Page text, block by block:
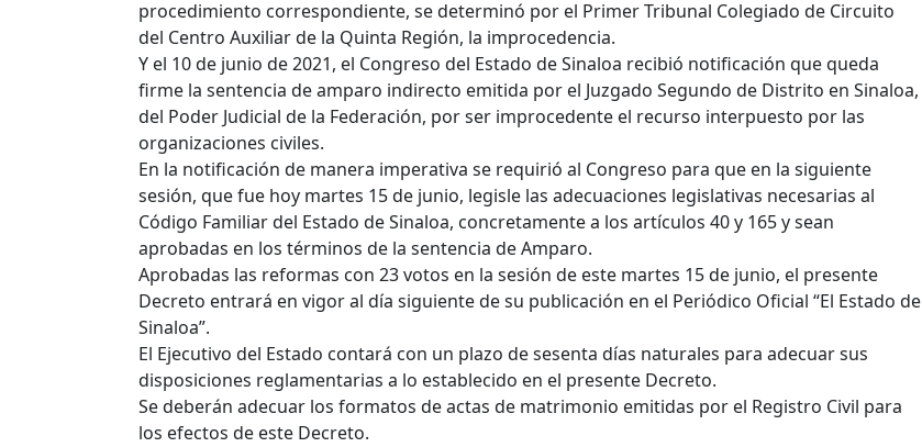
procedimiento correspondiente, se determinó por el Primer Tribunal Colegiado de Circuito
del Centro Auxiliar de la Quinta Región, la improcedencia.
Y el 10 de junio de 2021, el Congreso del Estado de Sinaloa recibió notificación que queda
firme la sentencia de amparo indirecto emitida por el Juzgado Segundo de Distrito en Sinaloa,
del Poder Judicial de la Federación, por ser improcedente el recurso interpuesto por las
organizaciones civiles.
En la notificación de manera imperativa se requirió al Congreso para que en la siguiente
sesión, que fue hoy martes 15 de junio, legisle las adecuaciones legislativas necesarias al
Código Familiar del Estado de Sinaloa, concretamente a los artículos 40 y 165 y sean
aprobadas en los términos de la sentencia de Amparo.
Aprobadas las reformas con 23 votos en la sesión de este martes 15 de junio, el presente
Decreto entrará en vigor al día siguiente de su publicación en el Periódico Oficial “El Estado de
Sinaloa”.
El Ejecutivo del Estado contará con un plazo de sesenta días naturales para adecuar sus
disposiciones reglamentarias a lo establecido en el presente Decreto.
Se deberán adecuar los formatos de actas de matrimonio emitidas por el Registro Civil para
los efectos de este Decreto.